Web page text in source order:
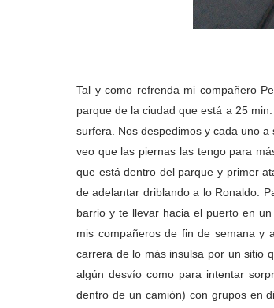
Tal y como refrenda mi compañero
parque de la ciudad que está a 25
surfera. Nos despedimos y cada uno
veo que las piernas las tengo para
que está dentro del parque y primer
de adelantar driblando a lo Ronaldo.
barrio y te llevar hacia el puerto en
mis compañeros de fin de semana y
carrera de lo más insulsa por un sitio
algún desvío como para intentar
dentro de un camión) con grupos en